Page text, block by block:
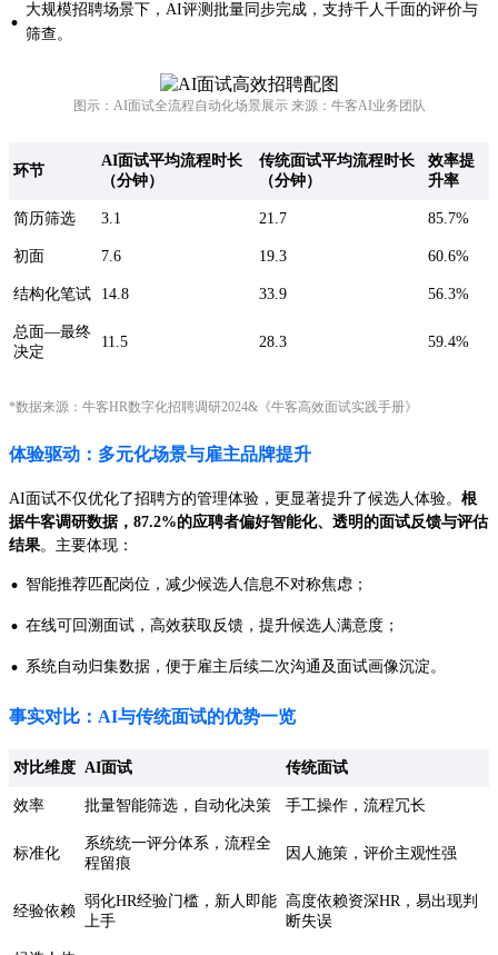
· 大规模招聘场景下，AI评测批量同步完成，支持千人千面的评价与
筛查。
图示：AI面试全流程自动化场景展示 来源：牛客AI业务团队
环节
AI面试平均流程时长
（分钟）
传统面试平均流程时长
（分钟）
效率提
升率
简历筛选 3.1 21.7 85.7%
初面 7.6 19.3 60.6%
结构化笔试 14.8 33.9 56.3%
总面—最终
决定
11.5 28.3 59.4%
*数据来源：牛客HR数字化招聘调研2024&《牛客高效面试实践手册》
体验驱动：多元化场景与雇主品牌提升
AI面试不仅优化了招聘方的管理体验，更显著提升了候选人体验。 根
据牛客调研数据，87.2%的应聘者偏好智能化、透明的面试反馈与评估
结果。主要体现：
· 智能推荐匹配岗位，减少候选人信息不对称焦虑；
· 在线可回溯面试，高效获取反馈，提升候选人满意度；
· 系统自动归集数据，便于雇主后续二次沟通及面试画像沉淀。
事实对比：AI与传统面试的优势一览
对比维度 AI面试 传统面试
效率 批量智能筛选，自动化决策 手工操作，流程冗长
标准化
系统统一评分体系，流程全
程留痕
因人施策，评价主观性强
经验依赖
弱化HR经验门槛，新人即能
上手
高度依赖资深HR，易出现判
断失误